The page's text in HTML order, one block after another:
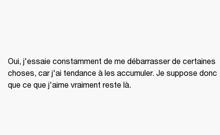
Oui, j'essaie constamment de me débarrasser de certaines
choses, car j'ai tendance à les accumuler. Je suppose donc
que ce que j'aime vraiment reste là.